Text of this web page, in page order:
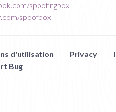
spoofingbox
spoofbox
d'utilisation Privacy
Bug